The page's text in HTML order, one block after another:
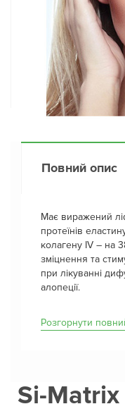
Повний опис
Має виражений
протеїнів
колагену IV – на
зміцнення та
при лікуванні
алопеції.
Розгорнути
Si-Matrix